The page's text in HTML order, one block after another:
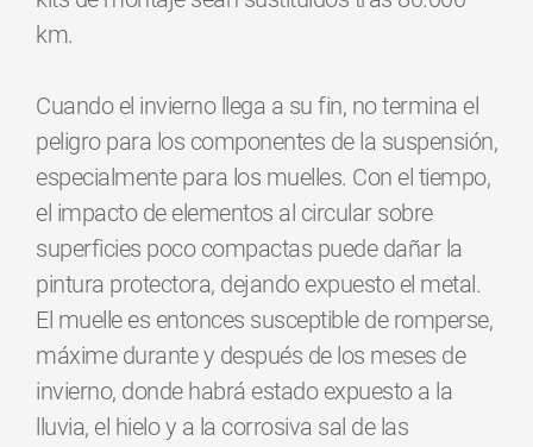
km.
Cuando el invierno llega a su fin, no termina el
peligro para los componentes de la suspensión,
especialmente para los muelles. Con el tiempo,
el impacto de elementos al circular sobre
superficies poco compactas puede dañar la
pintura protectora, dejando expuesto el metal.
El muelle es entonces susceptible de romperse,
máxime durante y después de los meses de
invierno, donde habrá estado expuesto a la
lluvia, el hielo y a la corrosiva sal de las